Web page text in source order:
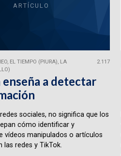
ARTÍCULO
EL TIEMPO (PIURA), LA
2.117
enseña a detectar
sociales, no significa que los
cómo identificar y
vídeos manipulados o artículos
redes y TikTok.